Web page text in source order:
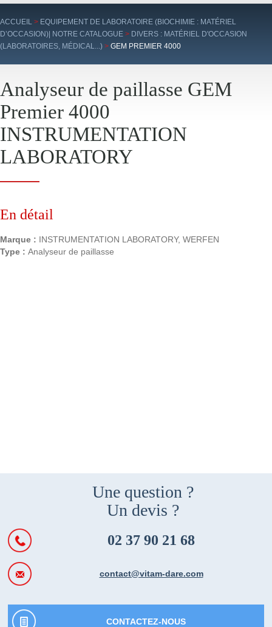
Aller
au
contenu
ACCUEIL > EQUIPEMENT DE LABORATOIRE (BIOCHIMIE : MATÉRIEL
D’OCCASION)| NOTRE CATALOGUE > DIVERS : MATÉRIEL D'OCCASION
(LABORATOIRES, MÉDICAL...) > GEM PREMIER 4000
Analyseur de paillasse GEM
Premier 4000
INSTRUMENTATION
LABORATORY
En détail
Marque : INSTRUMENTATION LABORATORY, WERFEN
Type : Analyseur de paillasse
Une question ?
Un devis ?
02 37 90 21 68
contact@vitam-dare.com
CONTACTEZ-NOUS